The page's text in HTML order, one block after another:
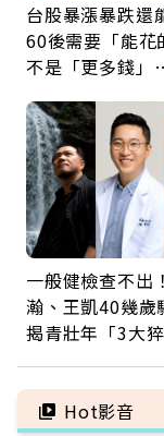
台股暴漲暴跌還
60後需要「能花
不是「更多錢
票
一般健檢查不出
瀚、王凱40幾
揭青壯年「3大
雷
Hot影音